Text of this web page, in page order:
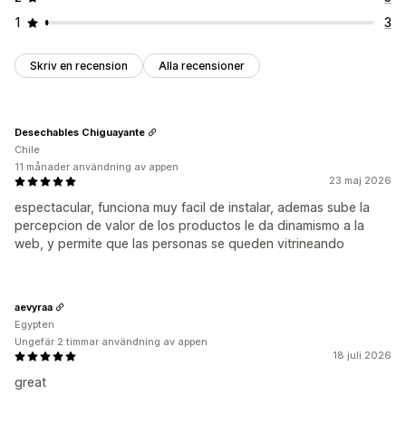
1
3
Skriv en recension Alla recensioner
23 maj 2026
espectacular, funciona muy facil de instalar, ademas sube la
percepcion de valor de los productos le da dinamismo a la
web, y permite que las personas se queden vitrineando
Desechables Chiguayante
Chile
11 månader användning av appen
18 juli 2026
great
aevyraa
Egypten
Ungefär 2 timmar användning av appen